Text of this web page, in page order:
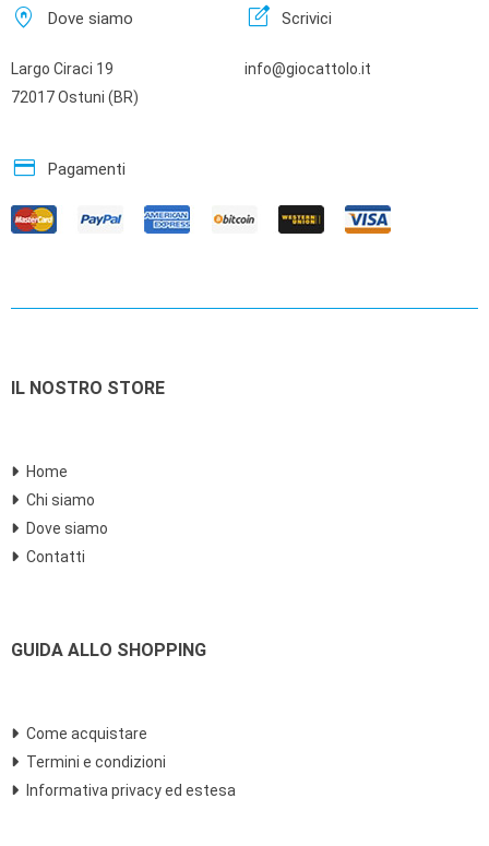
home_pin Dove siamo
Largo Ciraci 19
72017 Ostuni (BR)
edit_square Scrivici
info@giocattolo.it
credit_card Pagamenti
IL NOSTRO STORE
Home
Chi siamo
Dove siamo
Contatti
GUIDA ALLO SHOPPING
Come acquistare
Termini e condizioni
Informativa privacy ed estesa